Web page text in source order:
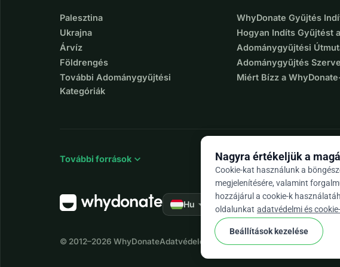
Palesztina
Ukrajna
Árvíz
Földrengés
További Adománygyűjtési
Kategóriák
WhyDonate Gyűjtés
Hogyan Indíts Gyűjtést
Adománygyűjtési
Adománygyűjtés
Miért Bízz a
További források expand_more
Hu arrow_drop_down ★★★★★ 4,9 / 5 több mint
© 2012–2026 WhyDonateAdatvédelem és sütik Általános szerződési
Nagyra értékeljük a
Cookie-kat használunk a
megjelenítésére, valamint
hozzájárul a cookie-k
oldalunkat adatvédelmi és
Beállítások kezelése